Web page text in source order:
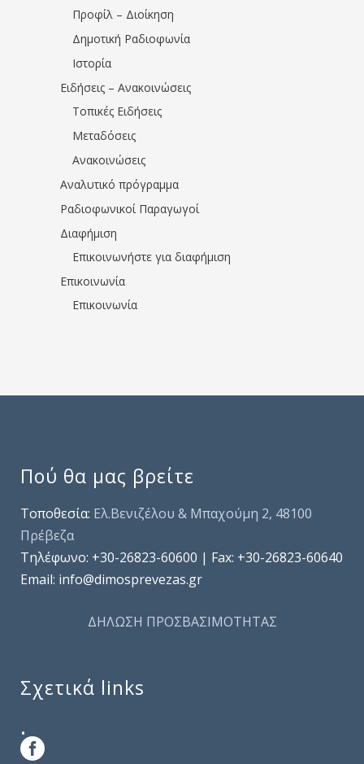
Προφίλ – Διοίκηση
Δημοτική Ραδιοφωνία
Ιστορία
Ειδήσεις – Ανακοινώσεις
Τοπικές Ειδήσεις
Μεταδόσεις
Ανακοινώσεις
Αναλυτικό πρόγραμμα
Ραδιοφωνικοί Παραγωγοί
Διαφήμιση
Επικοινωνήστε για διαφήμιση
Επικοινωνία
Επικοινωνία
Πού θα μας βρείτε
Τοποθεσία: Ελ.Βενιζέλου & Μπαχούμη 2, 48100
Πρέβεζα
Τηλέφωνo: +30-26823-60600 | Fax: +30-26823-60640
Email: info@dimosprevezas.gr
ΔΗΛΩΣΗ ΠΡΟΣΒΑΣΙΜΟΤΗΤΑΣ
Σχετικά links
.